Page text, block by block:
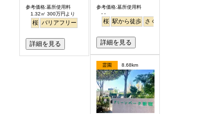
参考価格:墓所使用料
1.32㎡ 300万円より
桜 バリアフリー
詳細を見る
参考価格:墓所使用料
- -
桜 駅から徒歩 さくら
詳細を見る
霊園 8.68km